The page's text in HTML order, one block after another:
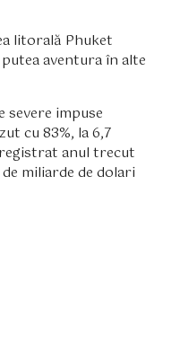
litorală Phuket
aventura în alte
severe impuse
cu 83%, la 6,7
anul trecut
miliarde de dolari